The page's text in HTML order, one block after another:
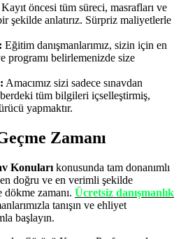
Kayıt öncesi tüm süreci, masrafları ve
şekilde anlatırız. Sürpriz maliyetlerle
Eğitim danışmanlarımız, sizin için en
programı belirlemenizde size
Amacımız sizi sadece sınavdan
tüm bilgileri içselleştirmiş,
yapmaktır.
Zamanı
Konuları konusunda tam donanımlı
doğru ve en verimli şekilde
zamanı. Ücretsiz danışmanlık
tanışın ve ehliyet
başlayın.